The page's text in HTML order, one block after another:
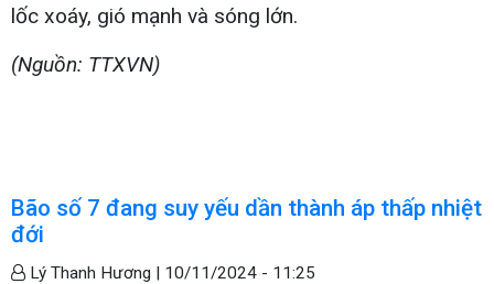
lốc xoáy, gió mạnh và sóng lớn.
(Nguồn: TTXVN)
Bão số 7 đang suy yếu dần thành áp thấp nhiệt
đới
Lý Thanh Hương | 10/11/2024 - 11:25